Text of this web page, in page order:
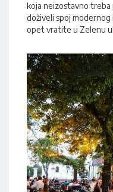
koja neizostavno treba
doživeli spoj
opet vratite u Zelenu